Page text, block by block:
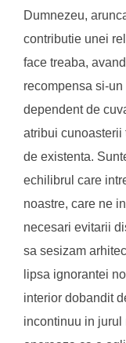
Dumnezeu,
contributie unei
face treaba,
recompensa si-
dependent de
atribui cunoasterii
de existenta.
echilibrul care
noastre, care ne
necesari evitarii
sa sesizam
lipsa ignorantei
interior dobandit
incontinuu in jurul